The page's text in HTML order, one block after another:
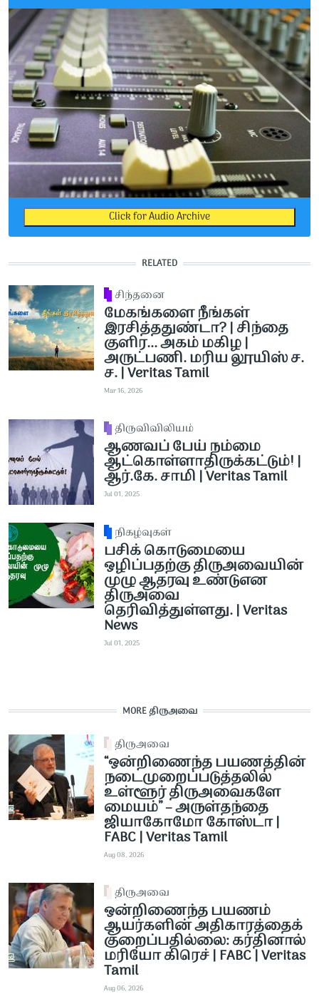
Click for Audio Archive
RELATED
சிந்தனை
மேகங்களை நீங்கள்
இரசித்ததுண்டா? | சிந்தை
குளிர... அகம் மகிழ |
அருட்பணி. மரிய லூயிஸ் ச.
ச. | Veritas Tamil
Mar 16, 2026
திருவிவிலியம்
ஆணவப் பேய் நம்மை
ஆட்கொள்ளாதிருக்கட்டும்! |
ஆர்.கே. சாமி | Veritas Tamil
Jul 01, 2025
நிகழ்வுகள்
பசிக் கொடுமையை
ஒழிப்பதற்கு திருஅவையின்
முழு ஆதரவு உண்டுஎன
திருஅவை
தெரிவித்துள்ளது. | Veritas
News
Jul 01, 2025
MORE திருஅவை
திருஅவை
“ஒன்றிணைந்த பயணத்தின்
நடைமுறைப்படுத்தலில்
உள்ளூர் திருஅவைகளே
மையம்” – அருள்தந்தை
ஜியாகோமோ கோஸ்டா |
FABC | Veritas Tamil
Aug 08, 2026
திருஅவை
ஒன்றிணைந்த பயணம்
ஆயர்களின் அதிகாரத்தைக்
குறைப்பதில்லை: கர்தினால்
மரியோ கிரெச் | FABC | Veritas
Tamil
Aug 06, 2026